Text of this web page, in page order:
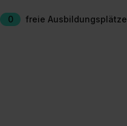
0 freie Ausbildungsplätze